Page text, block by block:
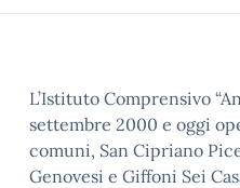
L’Istituto Comprensivo
settembre 2000 e oggi
comuni, San Cipriano
Genovesi e Giffoni Sei